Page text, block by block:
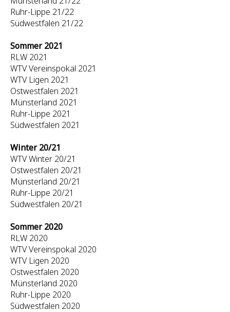
Ruhr-Lippe 21/22
Südwestfalen 21/22
Sommer 2021
RLW 2021
WTV Vereinspokal 2021
WTV Ligen 2021
Ostwestfalen 2021
Münsterland 2021
Ruhr-Lippe 2021
Südwestfalen 2021
Winter 20/21
WTV Winter 20/21
Ostwestfalen 20/21
Münsterland 20/21
Ruhr-Lippe 20/21
Südwestfalen 20/21
Sommer 2020
RLW 2020
WTV Vereinspokal 2020
WTV Ligen 2020
Ostwestfalen 2020
Münsterland 2020
Ruhr-Lippe 2020
Südwestfalen 2020